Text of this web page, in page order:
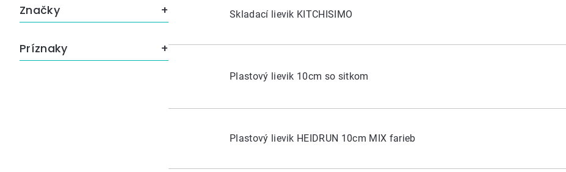
Príznaky
Značky Skladací lievik KITCHISIMO
Plastový lievik 10cm so sitkom
Plastový lievik HEIDRUN 10cm MIX farieb